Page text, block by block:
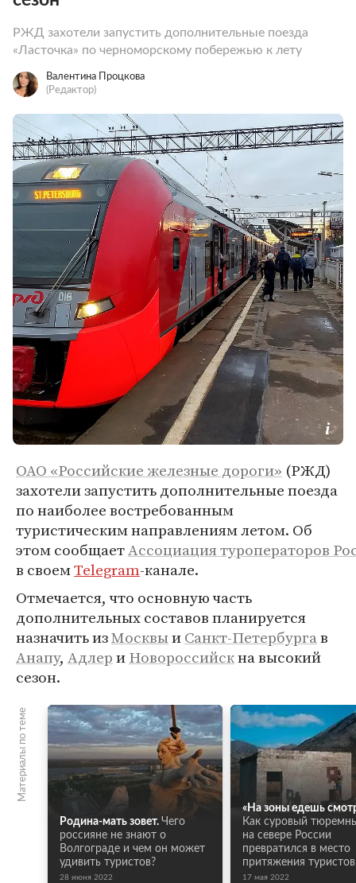
РЖД захотели запустить дополнительные поезда
«Ласточка» по черноморскому побережью к лету
Валентина Процкова
(Редактор)
ОАО «Российские железные дороги» (РЖД)
захотели запустить дополнительные поезда
по наиболее востребованным
туристическим направлениям летом. Об
этом сообщаетАссоциация туроператоров
в своемTelegram-канале.
Отмечается, что основную часть
дополнительных составов планируется
назначить изМосквыиСанкт-Петербургав
Анапу, АдлериНовороссийскна высокий
сезон.
Материалы по теме
Родина-мать зовет. Чего
россияне не знают о
Волгограде и чем он может
удивить туристов?
28 июня 2022
«На зоны едешь
Как суровый
на севере России
превратился в место
притяжения туристов
17 мая 2022